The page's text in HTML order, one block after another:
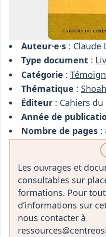
Auteur·e·s: Claude
Type document:
Catégorie :
Thématique : Shoah
Éditeur: Cahiers du
Année de
Nombre de pages:
Les ouvrages et
consultables sur
formations. Pour
d’informations sur
nous contacter à